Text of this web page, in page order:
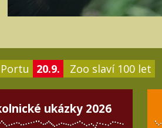
20.9. Zoo slaví 100 let
ukázky 2026